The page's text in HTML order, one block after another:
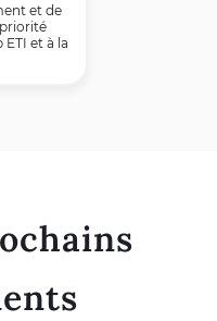
et de
et à la